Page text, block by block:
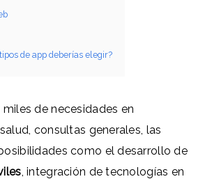
de app deberías elegir?
miles de necesidades en
consultas generales, las
como el desarrollo de
, integración de tecnologías en